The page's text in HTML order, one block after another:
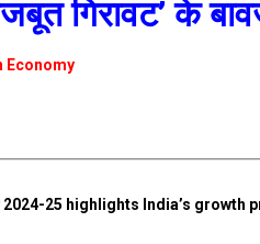
गिरावट’ के
Economy
2024-25 highlights India’s